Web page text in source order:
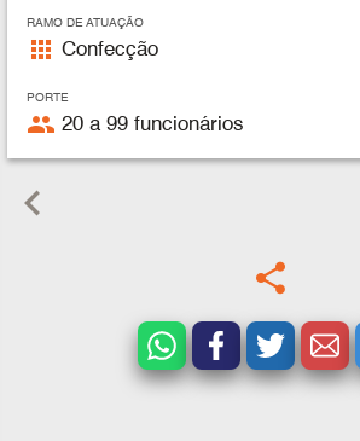
RAMO DE ATUAÇÃO
apps Confecção
PORTE
people 20 a 99 funcionários
keyboard_arrow_left
share